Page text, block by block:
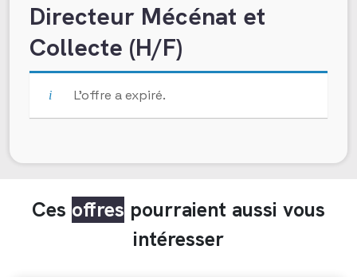
Directeur Mécénat et
Collecte (H/F)
L’offre a expiré.
Ces offres pourraient aussi vous
intéresser